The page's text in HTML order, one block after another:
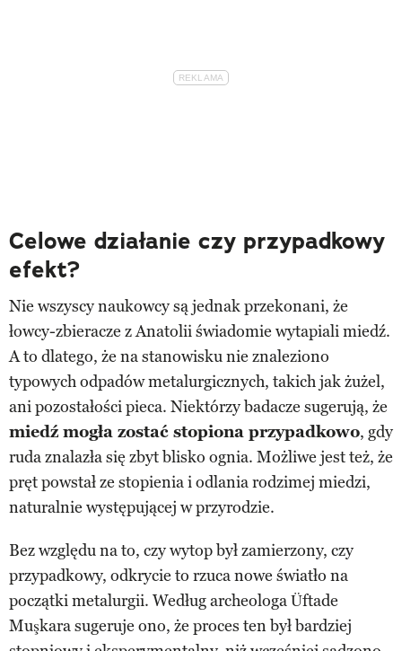
Celowe działanie czy przypadkowy
efekt?
Nie wszyscy naukowcy są jednak przekonani, że
łowcy-zbieracze z Anatolii świadomie wytapiali miedź.
A to dlatego, że na stanowisku nie znaleziono
typowych odpadów metalurgicznych, takich jak żużel,
ani pozostałości pieca. Niektórzy badacze sugerują, że
miedź mogła zostać stopiona przypadkowo, gdy
ruda znalazła się zbyt blisko ognia. Możliwe jest też, że
pręt powstał ze stopienia i odlania rodzimej miedzi,
naturalnie występującej w przyrodzie.
Bez względu na to, czy wytop był zamierzony, czy
przypadkowy, odkrycie to rzuca nowe światło na
początki metalurgii. Według archeologa Üftade
Muşkara sugeruje ono, że proces ten był bardziej